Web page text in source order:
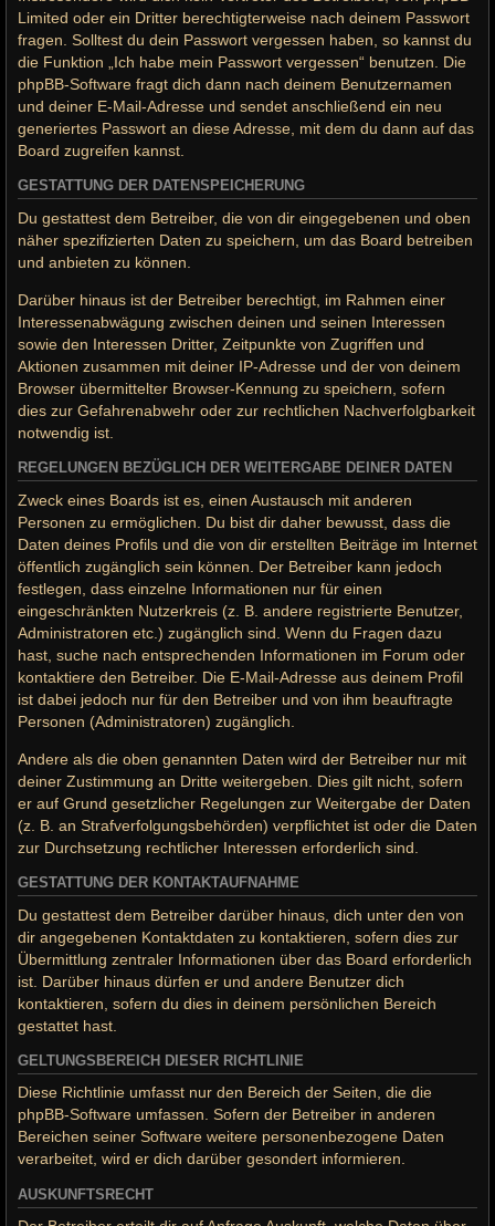
Limited oder ein Dritter berechtigterweise nach deinem Passwort
fragen. Solltest du dein Passwort vergessen haben, so kannst du
die Funktion „Ich habe mein Passwort vergessen“ benutzen. Die
phpBB-Software fragt dich dann nach deinem Benutzernamen
und deiner E-Mail-Adresse und sendet anschließend ein neu
generiertes Passwort an diese Adresse, mit dem du dann auf das
Board zugreifen kannst.
GESTATTUNG DER DATENSPEICHERUNG
Du gestattest dem Betreiber, die von dir eingegebenen und oben
näher spezifizierten Daten zu speichern, um das Board betreiben
und anbieten zu können.
Darüber hinaus ist der Betreiber berechtigt, im Rahmen einer
Interessenabwägung zwischen deinen und seinen Interessen
sowie den Interessen Dritter, Zeitpunkte von Zugriffen und
Aktionen zusammen mit deiner IP-Adresse und der von deinem
Browser übermittelter Browser-Kennung zu speichern, sofern
dies zur Gefahrenabwehr oder zur rechtlichen Nachverfolgbarkeit
notwendig ist.
REGELUNGEN BEZÜGLICH DER WEITERGABE DEINER DATEN
Zweck eines Boards ist es, einen Austausch mit anderen
Personen zu ermöglichen. Du bist dir daher bewusst, dass die
Daten deines Profils und die von dir erstellten Beiträge im Internet
öffentlich zugänglich sein können. Der Betreiber kann jedoch
festlegen, dass einzelne Informationen nur für einen
eingeschränkten Nutzerkreis (z. B. andere registrierte Benutzer,
Administratoren etc.) zugänglich sind. Wenn du Fragen dazu
hast, suche nach entsprechenden Informationen im Forum oder
kontaktiere den Betreiber. Die E-Mail-Adresse aus deinem Profil
ist dabei jedoch nur für den Betreiber und von ihm beauftragte
Personen (Administratoren) zugänglich.
Andere als die oben genannten Daten wird der Betreiber nur mit
deiner Zustimmung an Dritte weitergeben. Dies gilt nicht, sofern
er auf Grund gesetzlicher Regelungen zur Weitergabe der Daten
(z. B. an Strafverfolgungsbehörden) verpflichtet ist oder die Daten
zur Durchsetzung rechtlicher Interessen erforderlich sind.
GESTATTUNG DER KONTAKTAUFNAHME
Du gestattest dem Betreiber darüber hinaus, dich unter den von
dir angegebenen Kontaktdaten zu kontaktieren, sofern dies zur
Übermittlung zentraler Informationen über das Board erforderlich
ist. Darüber hinaus dürfen er und andere Benutzer dich
kontaktieren, sofern du dies in deinem persönlichen Bereich
gestattet hast.
GELTUNGSBEREICH DIESER RICHTLINIE
Diese Richtlinie umfasst nur den Bereich der Seiten, die die
phpBB-Software umfassen. Sofern der Betreiber in anderen
Bereichen seiner Software weitere personenbezogene Daten
verarbeitet, wird er dich darüber gesondert informieren.
AUSKUNFTSRECHT